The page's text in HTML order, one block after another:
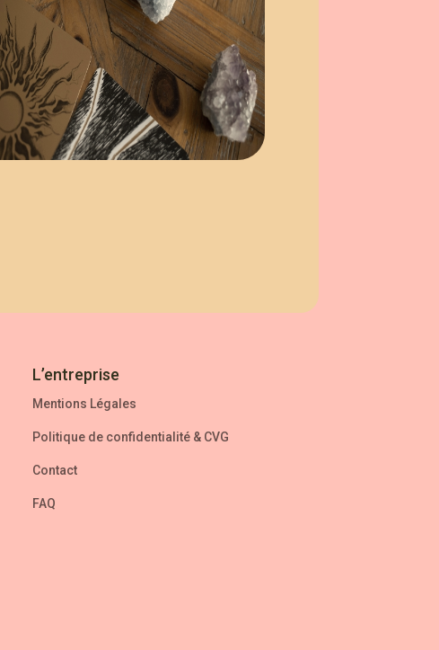
L’entreprise
Mentions Légales
Politique de confidentialité& CVG
Contact
FAQ